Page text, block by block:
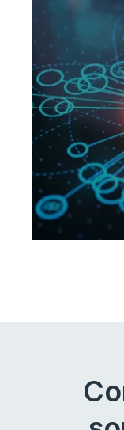
Évaluez
vos
les
sécurisez
intégrer
dès la